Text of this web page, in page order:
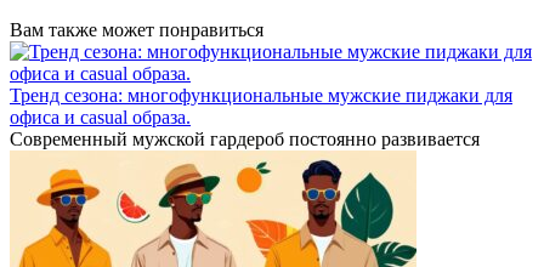
Вам также может понравиться
Тренд сезона: многофункциональные мужские пиджаки для
офиса и casual образа.
Современный мужской гардероб постоянно развивается